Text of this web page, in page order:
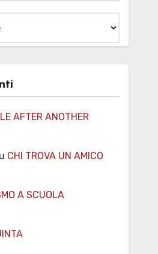
AFTER ANOTHER
CHI TROVA UN AMICO
A SCUOLA